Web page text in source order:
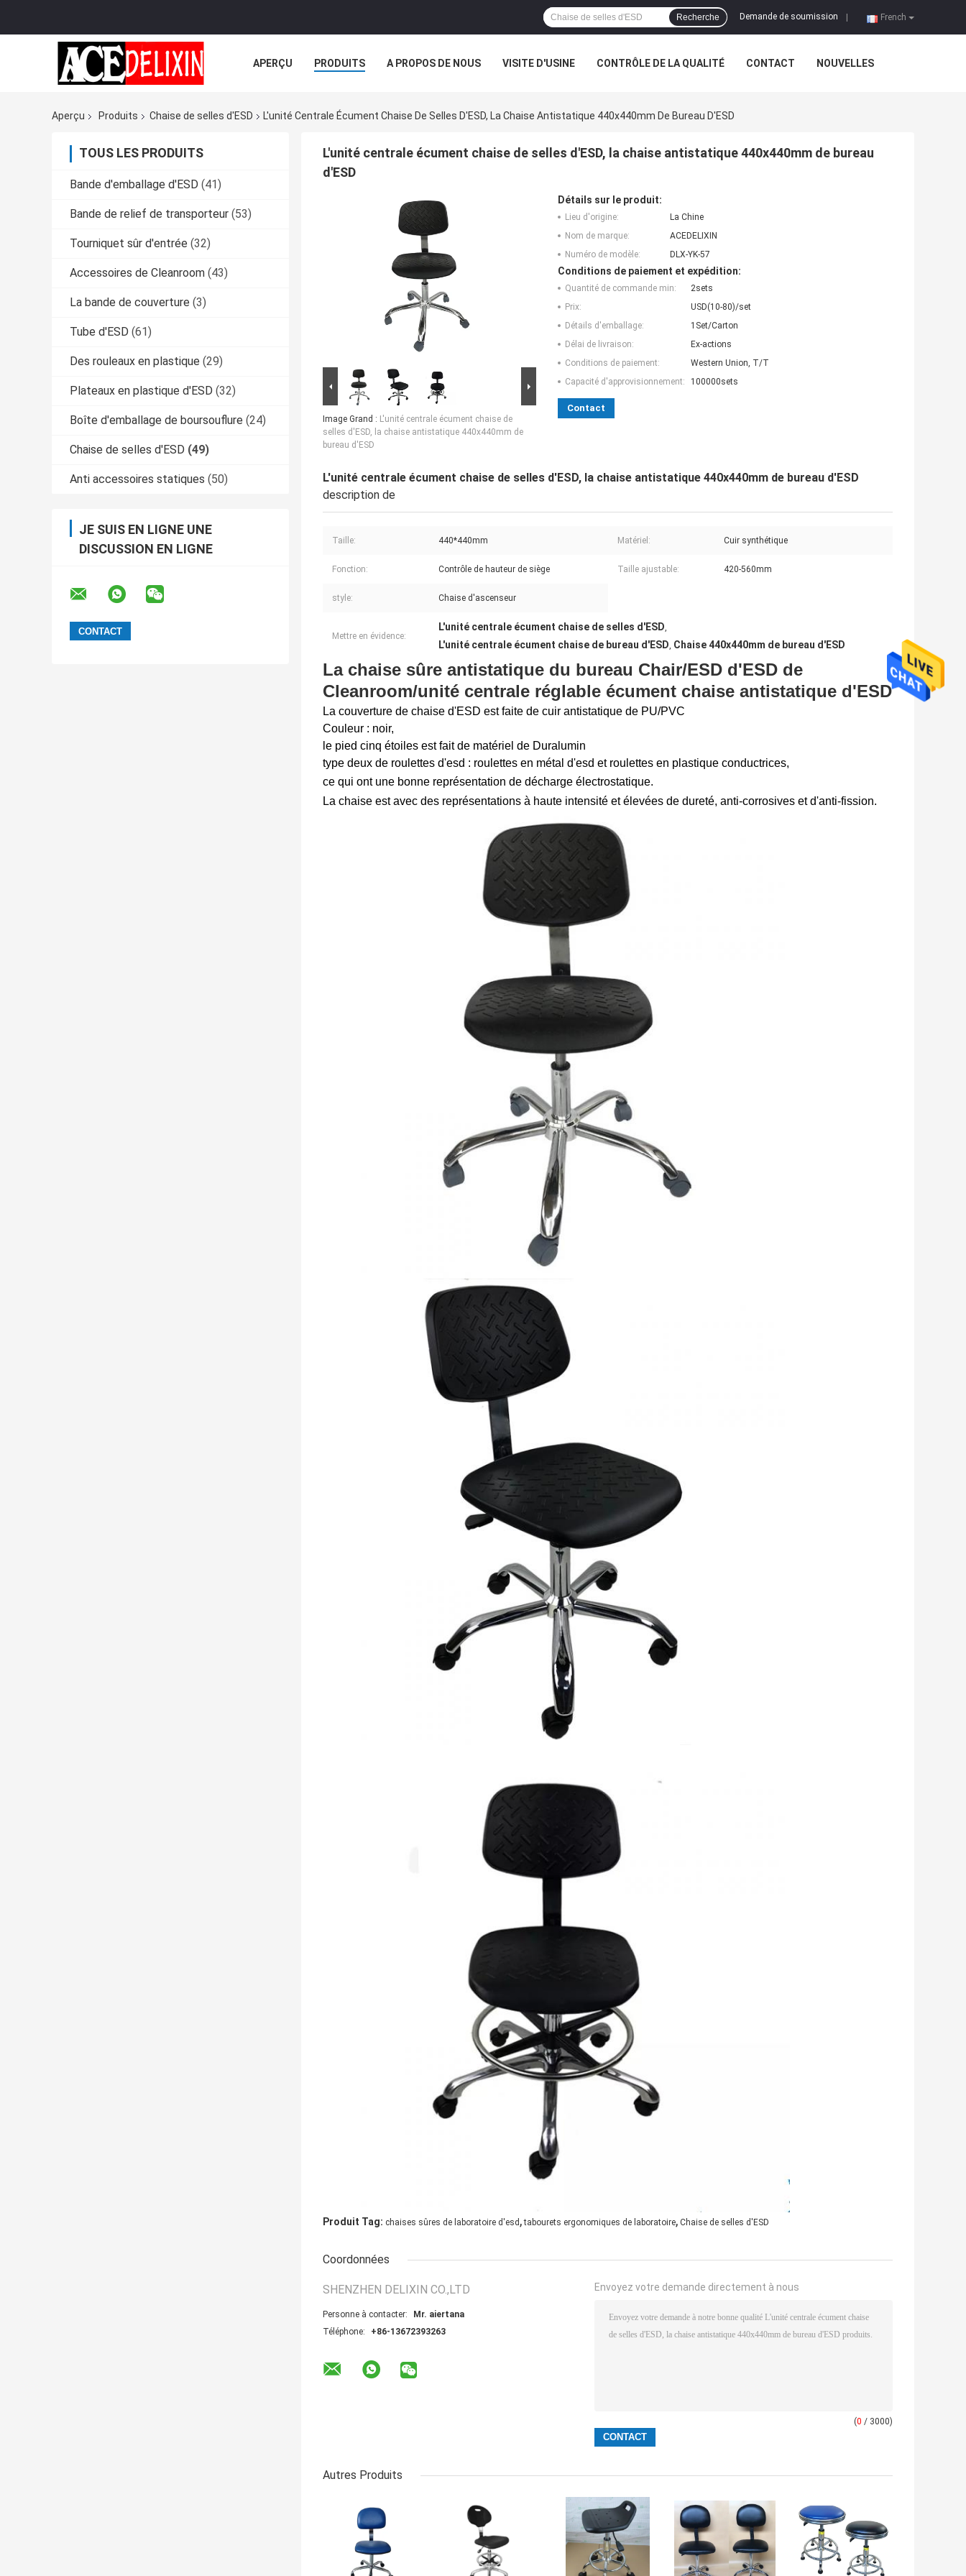
French
Demande de soumission
Recherche
APERÇU PRODUITS A PROPOS DE NOUS VISITE D'USINE CONTRÔLE DE LA QUALITÉ CONTACT NOUVELLES
Aperçu
Produits Chaise de selles d'ESD L'unité Centrale Écument Chaise De Selles D'ESD, La Chaise Antistatique 440x440mm De Bureau D'ESD
TOUS LES PRODUITS
Bande d'emballage d'ESD (41)
Bande de relief de transporteur (53)
Tourniquet sûr d'entrée (32)
Accessoires de Cleanroom (43)
La bande de couverture (3)
Tube d'ESD (61)
Des rouleaux en plastique (29)
Plateaux en plastique d'ESD (32)
Boîte d'emballage de boursouflure (24)
Chaise de selles d'ESD (49)
Anti accessoires statiques (50)
JE SUIS EN LIGNE UNE
DISCUSSION EN LIGNE
L'unité centrale écument chaise de selles d'ESD, la chaise antistatique 440x440mm de bureau
d'ESD
Image Grand : L'unité centrale écument chaise de
selles d'ESD, la chaise antistatique 440x440mm de
bureau d'ESD
Détails sur le produit:
Lieu d'origine:
La Chine
Nom de marque:
ACEDELIXIN
Numéro de modèle:
DLX-YK-57
Conditions de paiement et expédition:
Quantité de commande min:
2sets
Prix:
USD(10-80)/set
Détails d'emballage:
1Set/Carton
Délai de livraison:
Ex-actions
Conditions de paiement:
Western Union, T/T
Capacité d'approvisionnement:
100000sets
Contact
L'unité centrale écument chaise de selles d'ESD, la chaise antistatique 440x440mm de bureau d'ESD
description de
Taille: 440*440mm Matériel: Cuir synthétique
Fonction: Contrôle de hauteur de siège Taille ajustable: 420-560mm
style: Chaise d'ascenseur
Mettre en évidence:
L'unité centrale écument chaise de selles d'ESD,
L'unité centrale écument chaise de bureau d'ESD, Chaise 440x440mm de bureau d'ESD
La chaise sûre antistatique du bureau Chair/ESD d'ESD de
Cleanroom/unité centrale réglable écument chaise antistatique d'ESD
La couverture de chaise d'ESD est faite de cuir antistatique de PU/PVC
Couleur : noir,
le pied cinq étoiles est fait de matériel de Duralumin
type deux de roulettes d'esd : roulettes en métal d'esd et roulettes en plastique conductrices,
ce qui ont une bonne représentation de décharge électrostatique.
La chaise est avec des représentations à haute intensité et élevées de dureté, anti-corrosives et d'anti-fission.
Produit Tag: chaises sûres de laboratoire d'esd , tabourets ergonomiques de laboratoire, Chaise de selles d'ESD
Coordonnées
SHENZHEN DELIXIN CO.,LTD
Personne à contacter:
Mr. aiertana
Téléphone:
+86-13672393263
Envoyez votre demande directement à nous
(0 / 3000)
Autres Produits